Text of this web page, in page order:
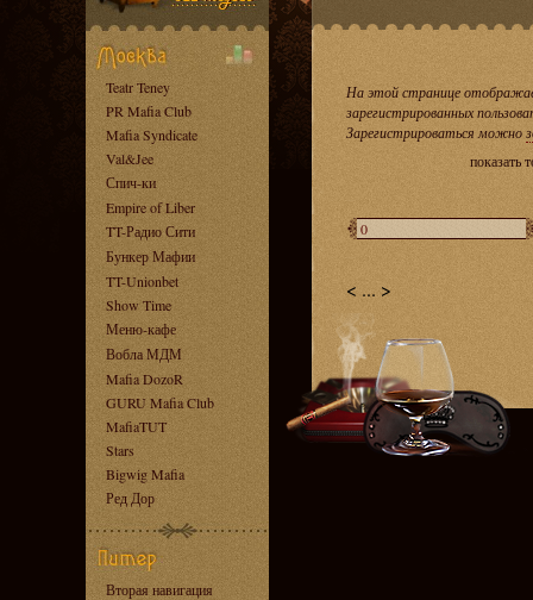
Teatr Teney
PR Mafia Club
Mafia Syndicate
Val&Jee
Спич-ки
Empire of Liber
TT-Радио Сити
Бункер Мафии
TT-Unionbet
Show Time
Меню-кафе
Вобла МДМ
Mafia DozoR
GURU Mafia Club
MafiaTUT
Stars
Bigwig Mafia
Ред Дор
Вторая навигация
На этой странице
зарегистрированных
Зарегистрироваться можно
показать
< ... >